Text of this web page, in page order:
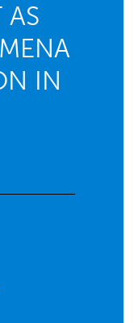
AS
IN